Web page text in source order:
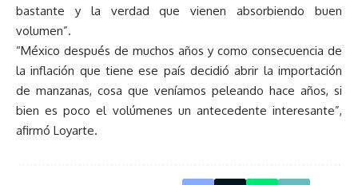
bastante y la verdad que vienen absorbiendo buen
volumen”.
“México después de muchos años y como consecuencia de
la inflación que tiene ese país decidió abrir la importación
de manzanas, cosa que veníamos peleando hace años, si
bien es poco el volúmenes un antecedente interesante”,
afirmó Loyarte.